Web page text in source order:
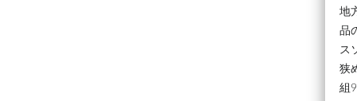
地
品
ス
狭
組